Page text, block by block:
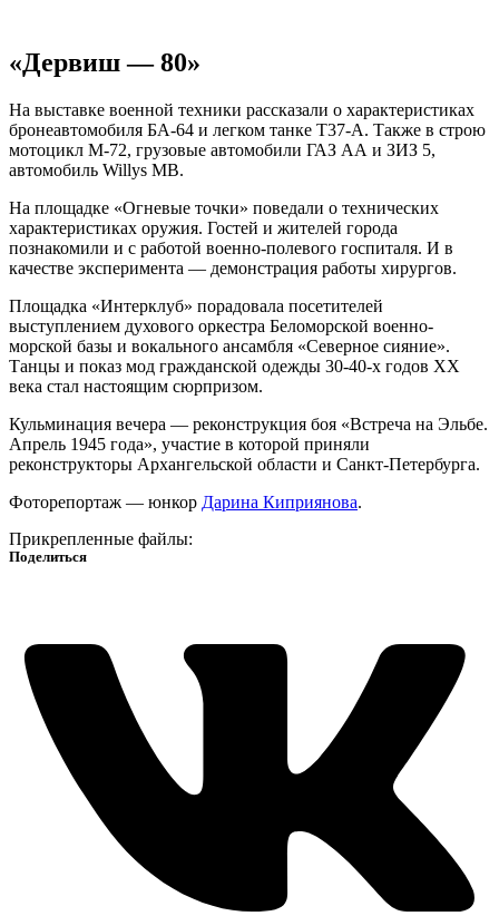
«Дервиш — 80»
На выставке военной техники рассказали о характеристиках
бронеавтомобиля БА-64 и легком танке Т37-А. Также в строю
мотоцикл М-72, грузовые автомобили ГАЗ АА и ЗИЗ 5,
автомобиль Willys MB.
На площадке «Огневые точки» поведали о технических
характеристиках оружия. Гостей и жителей города
познакомили и с работой военно-полевого госпиталя. И в
качестве эксперимента — демонстрация работы хирургов.
Площадка «Интерклуб» порадовала посетителей
выступлением духового оркестра Беломорской военно-
морской базы и вокального ансамбля «Северное сияние».
Танцы и показ мод гражданской одежды 30-40-х годов ХХ
века стал настоящим сюрпризом.
Кульминация вечера — реконструкция боя «Встреча на Эльбе.
Апрель 1945 года», участие в которой приняли
реконструкторы Архангельской области и Санкт-Петербурга.
Фоторепортаж — юнкор Дарина Киприянова.
Прикрепленные файлы:
Поделиться